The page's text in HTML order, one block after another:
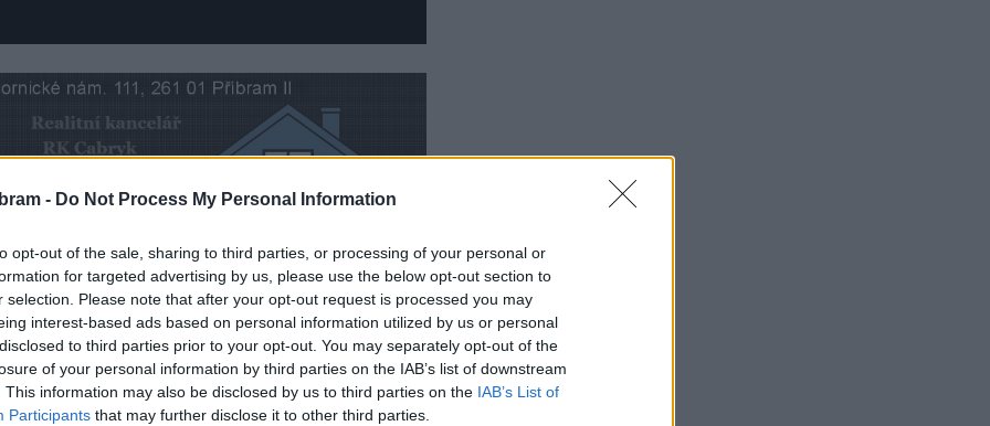
- Do Not Process My Personal Information
opt-out of the sale, sharing to third parties, or processing of your personal or
for targeted advertising by us, please use the below opt-out section to
selection. Please note that after your opt-out request is processed you may
interest-based ads based on personal information utilized by us or personal
to third parties prior to your opt-out. You may separately opt-out of the
of your personal information by third parties on the IAB’s list of downstream
This information may also be disclosed by us to third parties on the IAB’s List of
Participants that may further disclose it to other third parties.
s poslancem a starostou Votic Jiřím
malý dárek jako výraz díků a podpory za